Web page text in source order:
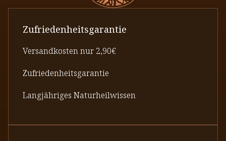
Zufriedenheitsgarantie
Versandkosten nur 2,90€
Zufriedenheitsgarantie
Langjähriges Naturheilwissen